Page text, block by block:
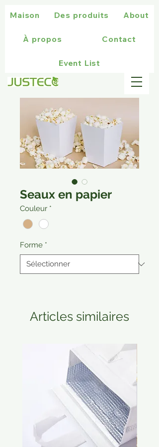
Maison Des produits About
À propos Contact
Event List
Seaux en papier
Couleur *
Forme *
Articles similaires